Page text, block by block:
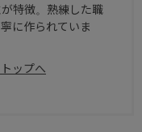
特徴。熟練した職
に作られていま
ップへ